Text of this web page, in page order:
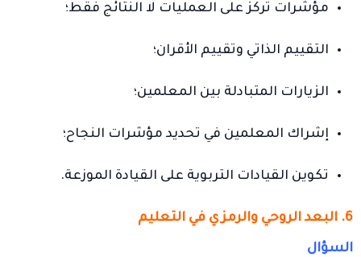
مؤشرات تركز على العمليات لا النتائج فقط؛
التقييم الذاتي وتقييم الأقران؛
الزيارات المتبادلة بين المعلمين؛
إشراك المعلمين في تحديد مؤشرات النجاح؛
تكوين القيادات التربوية على القيادة الموزعة.
6. البعد الروحي والرمزي في التعليم
السؤال